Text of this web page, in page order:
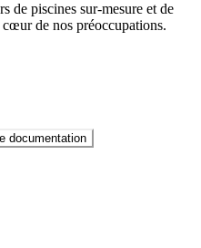
de piscines sur-mesure et de
de nos préoccupations.
documentation